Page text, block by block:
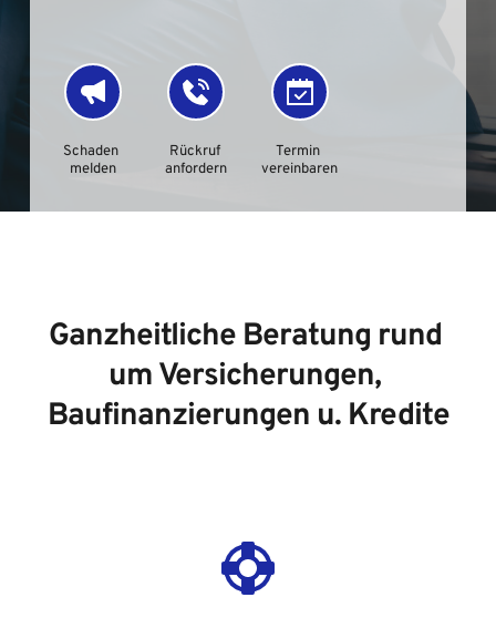
Schaden
melden
Rückruf
anfordern
Termin
vereinbaren
Ganzheitliche Beratung rund
um Versicherungen,
Baufinanzierungen u. Kredite